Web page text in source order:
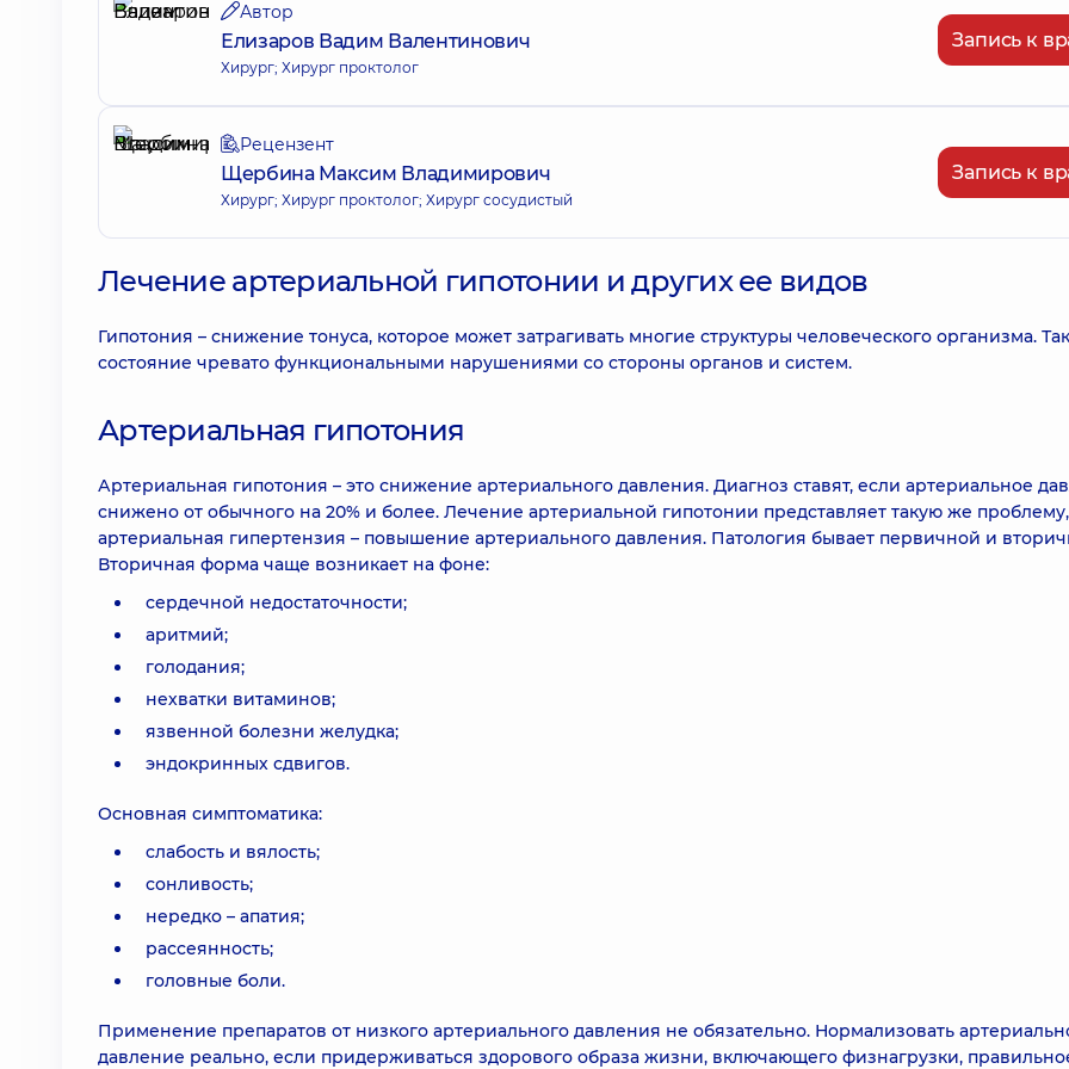
Автор
Елизаров Вадим Валентинович
Хирург; Хирург проктолог
Запись к
Рецензент
Щербина Максим Владимирович
Хирург; Хирург проктолог; Хирург сосудистый
Запись к
Лечение артериальной гипотонии и других ее видов
Гипотония – снижение тонуса, которое может затрагивать многие структуры человеческого организма.
состояние чревато функциональными нарушениями со стороны органов и систем.
Артериальная гипотония
Артериальная гипотония – это снижение артериального давления. Диагноз ставят, если артериальное
снижено от обычного на 20% и более. Лечение артериальной гипотонии представляет такую же
артериальная гипертензия – повышение артериального давления. Патология бывает первичной и
Вторичная форма чаще возникает на фоне:
сердечной недостаточности;
аритмий;
голодания;
нехватки витаминов;
язвенной болезни желудка;
эндокринных сдвигов.
Основная симптоматика:
слабость и вялость;
сонливость;
нередко – апатия;
рассеянность;
головные боли.
Применение препаратов от низкого артериального давления не обязательно. Нормализовать
давление реально, если придерживаться здорового образа жизни, включающего физнагрузки,